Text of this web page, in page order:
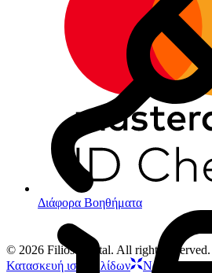
Διάφορα Βοηθήματα
© 2026 Filios Dental. All rights reserved.
Κατασκευή ιστοσελίδων
Netstudio